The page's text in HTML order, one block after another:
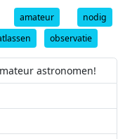
amateur
nodig
observatie
astronomen!